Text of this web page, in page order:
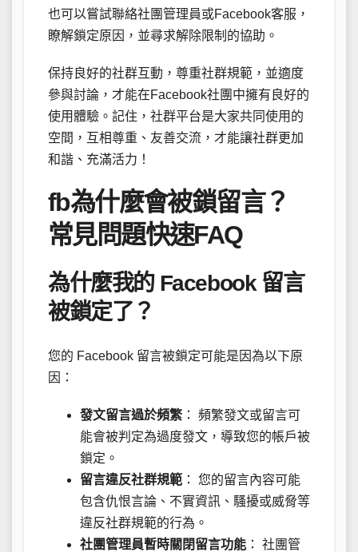
也可以嘗試聯絡社團管理員或Facebook客服，
瞭解鎖定原因，並尋求解除限制的協助。
保持良好的社群互動，尊重社群規範，並適度
參與討論，才能在Facebook社團中擁有良好的
使用體驗。記住，社群平台是大家共同使用的
空間，互相尊重、友善交流，才能讓社群更加
和諧、充滿活力！
fb為什麼會被鎖留言？
常見問題快速FAQ
為什麼我的 Facebook 留言
被鎖定了？
您的 Facebook 留言被鎖定可能是因為以下原
因：
發文留言過於頻繁 ： 頻繁發文或留言可
能會被判定為過度發文，導致您的帳戶被
鎖定。
留言違反社群規範 ： 您的留言內容可能
包含仇恨言論、不實資訊、騷擾或威脅等
違反社群規範的行為。
社團管理員暫時關閉留言功能 ： 社團管